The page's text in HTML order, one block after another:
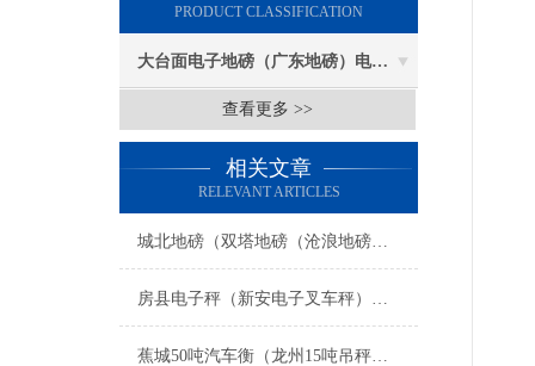
PRODUCT CLASSIFICATION
大台面电子地磅（广东地磅）电子汽车衡
查看更多 >>
相关文章
RELEVANT ARTICLES
城北地磅（双塔地磅（沧浪地磅（胥江地磅）吴门桥地磅）友新地磅维修
房县电子秤（新安电子叉车秤）竹溪吊秤维修
蕉城50吨汽车衡（龙州15吨吊秤）右江汽车地磅）宁德80吨地磅维修